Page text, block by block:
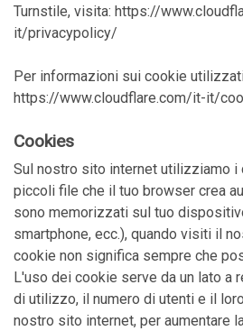
Turnstile, visita: https://
it/privacypolicy/
Per informazioni sui cookie
https://www.cloudflare.com/it-it/
Cookies
Sul nostro sito internet utilizziamo i
piccoli file che il tuo browser crea
sono memorizzati sul tuo
smartphone, ecc.), quando visiti il
cookie non significa sempre che
L'uso dei cookie serve da un lato a
di utilizzo, il numero di utenti e il
nostro sito internet, per aumentare